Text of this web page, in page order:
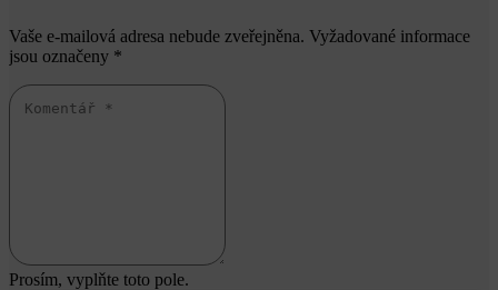
Vaše e-mailová adresa nebude zveřejněna. Vyžadované informace
jsou označeny *
Prosím, vyplňte toto pole.